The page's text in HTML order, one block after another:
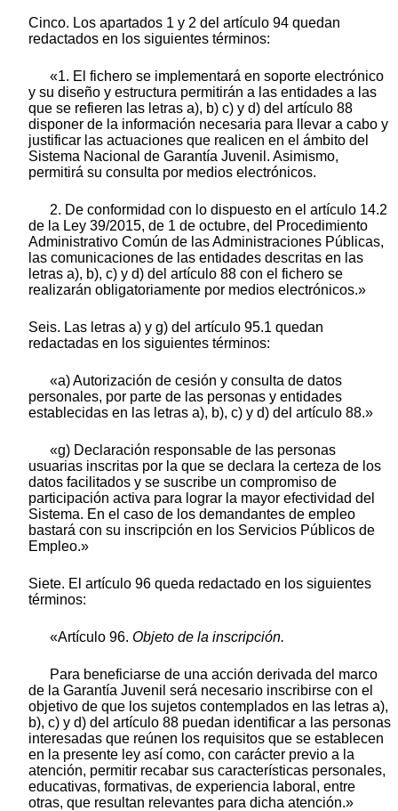
Cinco. Los apartados 1 y 2 del artículo 94 quedan
redactados en los siguientes términos:
«1. El fichero se implementará en soporte electrónico
y su diseño y estructura permitirán a las entidades a las
que se refieren las letras a), b) c) y d) del artículo 88
disponer de la información necesaria para llevar a cabo y
justificar las actuaciones que realicen en el ámbito del
Sistema Nacional de Garantía Juvenil. Asimismo,
permitirá su consulta por medios electrónicos.
2. De conformidad con lo dispuesto en el artículo 14.2
de la Ley 39/2015, de 1 de octubre, del Procedimiento
Administrativo Común de las Administraciones Públicas,
las comunicaciones de las entidades descritas en las
letras a), b), c) y d) del artículo 88 con el fichero se
realizarán obligatoriamente por medios electrónicos.»
Seis. Las letras a) y g) del artículo 95.1 quedan
redactadas en los siguientes términos:
«a) Autorización de cesión y consulta de datos
personales, por parte de las personas y entidades
establecidas en las letras a), b), c) y d) del artículo 88.»
«g) Declaración responsable de las personas
usuarias inscritas por la que se declara la certeza de los
datos facilitados y se suscribe un compromiso de
participación activa para lograr la mayor efectividad del
Sistema. En el caso de los demandantes de empleo
bastará con su inscripción en los Servicios Públicos de
Empleo.»
Siete. El artículo 96 queda redactado en los siguientes
términos:
«Artículo 96. Objeto de la inscripción.
Para beneficiarse de una acción derivada del marco
de la Garantía Juvenil será necesario inscribirse con el
objetivo de que los sujetos contemplados en las letras a),
b), c) y d) del artículo 88 puedan identificar a las personas
interesadas que reúnen los requisitos que se establecen
en la presente ley así como, con carácter previo a la
atención, permitir recabar sus características personales,
educativas, formativas, de experiencia laboral, entre
otras, que resultan relevantes para dicha atención.»